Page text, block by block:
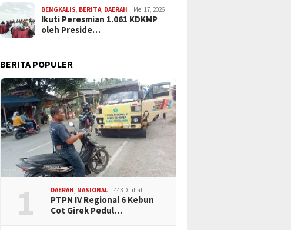
BENGKALIS BERITA DAERAH Mei 17, 2026
Ikuti Peresmian 1.061 KDKMP
oleh Preside…
BERITA POPULER
1 DAERAH, NASIONAL 443 Dilihat
PTPN IV Regional 6 Kebun
Cot Girek Pedul…